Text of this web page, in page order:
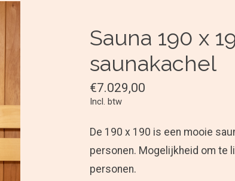
Sauna 190 x
saunakachel
€7.029,00
Incl. btw
De 190 x 190 is een mooie
personen. Mogelijkheid om te
personen.